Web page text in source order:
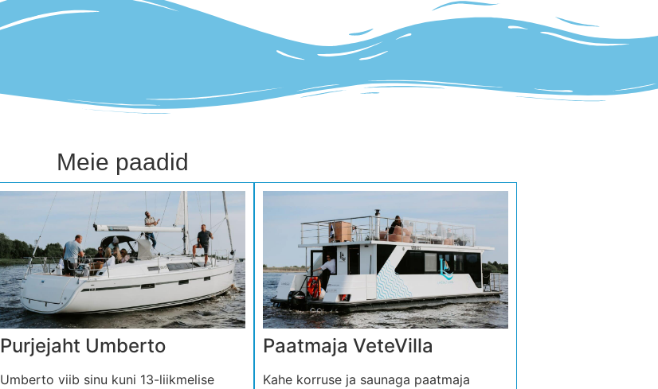
Meie paadid
Purjejaht Umberto
Umberto viib sinu kuni 13-liikmelise
Paatmaja VeteVilla
Kahe korruse ja saunaga paatmaja